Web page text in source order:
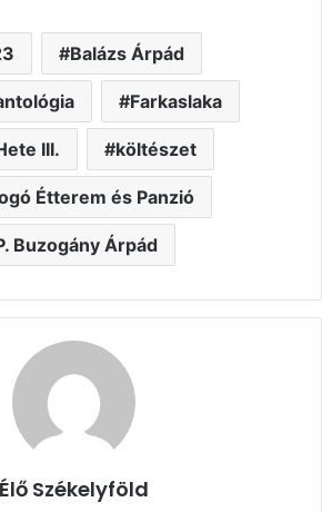
Balázs Árpád
Farkaslaka
III. költészet
Étterem és Panzió
Buzogány Árpád
Élő Székelyföld